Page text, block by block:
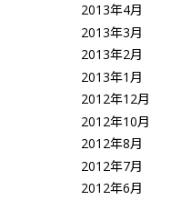
2013年4月
2013年3月
2013年2月
2013年1月
2012年12月
2012年10月
2012年8月
2012年7月
2012年6月